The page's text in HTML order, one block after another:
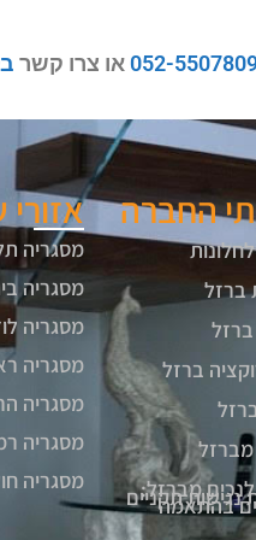
052-או צרו קשר
החברה
ברזל
ברזל
מברזל:
נגישות תקניים
בהתאמה
מסגריה
מסגריה
מסגריה
מסגריה
מסגריה
מסגריה
מסגריה